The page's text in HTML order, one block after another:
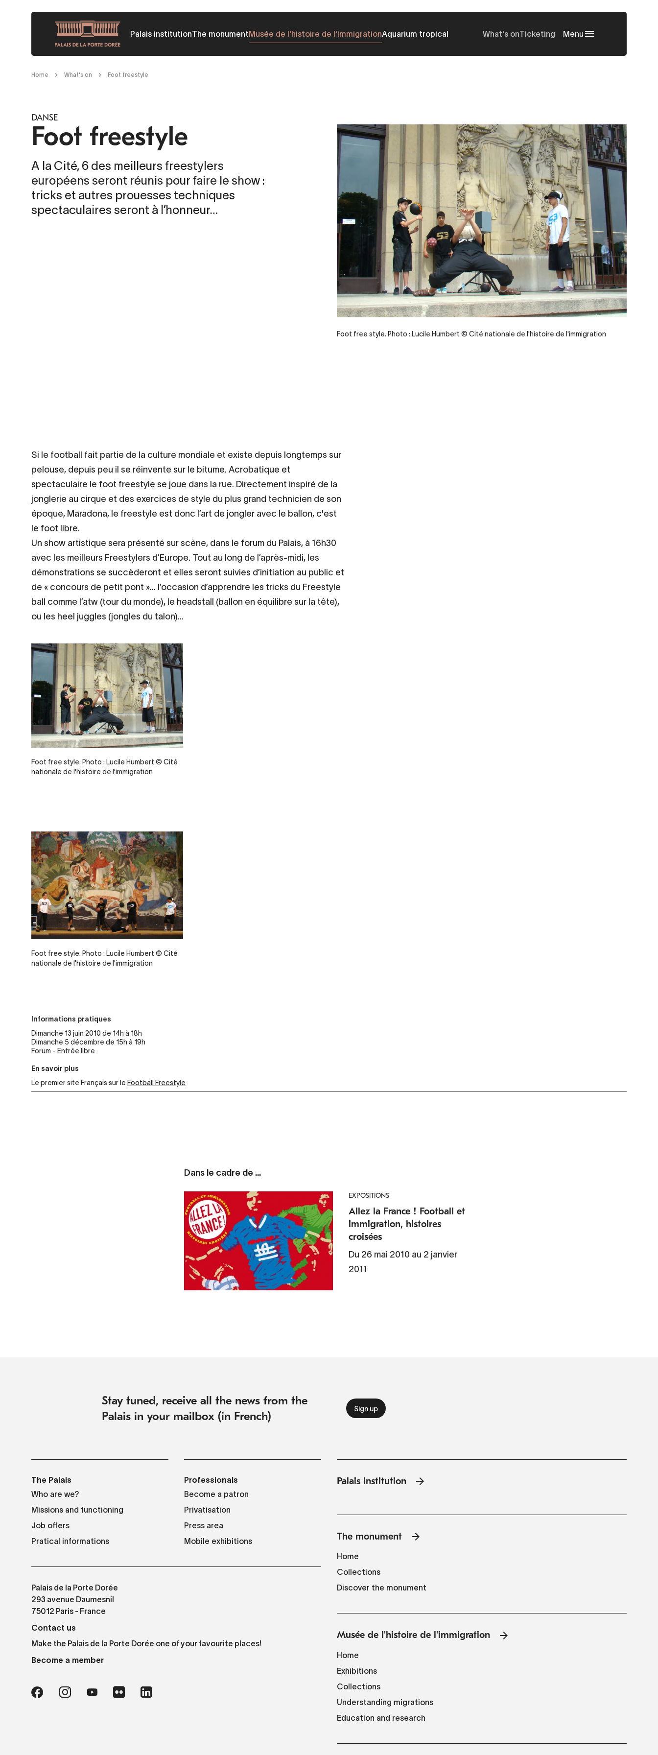
content
Palais institutionThe monumentMusée de l'histoire de l'immigrationAquarium tropical What's onTicketing Menu
Breadcrumb
Home What's on Foot freestyle
DANSE
Foot freestyle
A la Cité, 6 des meilleurs freestylers
européens seront réunis pour faire le show :
tricks et autres prouesses techniques
spectaculaires seront à l’honneur…
Foot free style. Photo : Lucile Humbert © Cité nationale de l'histoire de l'immigration
Contenu
d’origine
Si le football fait partie de la culture mondiale et existe depuis longtemps sur
pelouse, depuis peu il se réinvente sur le bitume. Acrobatique et
spectaculaire le foot freestyle se joue dans la rue. Directement inspiré de la
jonglerie au cirque et des exercices de style du plus grand technicien de son
époque, Maradona, le freestyle est donc l’art de jongler avec le ballon, c'est
le foot libre.
Un show artistique sera présenté sur scène, dans le forum du Palais, à 16h30
avec les meilleurs Freestylers d’Europe. Tout au long de l’après-midi, les
démonstrations se succèderont et elles seront suivies d’initiation au public et
de « concours de petit pont »… l’occasion d’apprendre les tricks du Freestyle
ball comme l’atw (tour du monde), le headstall (ballon en équilibre sur la tête),
ou les heel juggles (jongles du talon)…
Legende
Foot free style. Photo : Lucile Humbert © Cité
nationale de l'histoire de l'immigration
Legende
Foot free style. Photo : Lucile Humbert © Cité
nationale de l'histoire de l'immigration
Informations pratiques
Dimanche 13 juin 2010 de 14h à 18h
Dimanche 5 décembre de 15h à 19h
Forum - Entrée libre
En savoir plus
Le premier site Français sur le Football Freestyle
Dans le cadre de ...
EXPOSITIONS
Allez la France ! Football et
immigration, histoires
croisées
Du 26 mai 2010 au 2 janvier
2011
Stay tuned, receive all the news from the
Palais in your mailbox (in French)
The Palais
Who are we?
Missions and functioning
Job offers
Pratical informations
Professionals
Become a patron
Privatisation
Press area
Mobile exhibitions
Palais de la Porte Dorée
293 avenue Daumesnil
75012 Paris - France
Contact us
Make the Palais de la Porte Dorée one of your favourite places!
Become a member
Palais institution
The monument
Home
Collections
Discover the monument
Musée de l'histoire de l'immigration
Home
Exhibitions
Collections
Understanding migrations
Education and research